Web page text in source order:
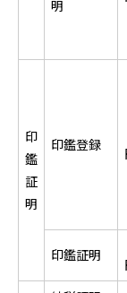
明
印
鑑
証
明
印鑑登録
印鑑証明